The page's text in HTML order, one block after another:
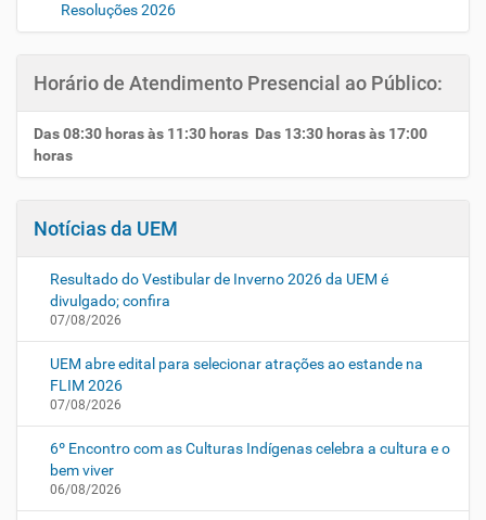
Resoluções 2026
Horário de Atendimento Presencial ao Público:
Das 08:30 horas às 11:30 horas Das 13:30 horas às 17:00
horas
Notícias da UEM
Resultado do Vestibular de Inverno 2026 da UEM é
divulgado; confira
07/08/2026
UEM abre edital para selecionar atrações ao estande na
FLIM 2026
07/08/2026
6º Encontro com as Culturas Indígenas celebra a cultura e o
bem viver
06/08/2026